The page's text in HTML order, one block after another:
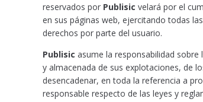
reservados por Publisic velará por el
en sus páginas web, ejercitando todas
derechos por parte del usuario.
Publisic asume la responsabilidad
y almacenada de sus explotaciones, de
desencadenar, en toda la referencia a
responsable respecto de las leyes y